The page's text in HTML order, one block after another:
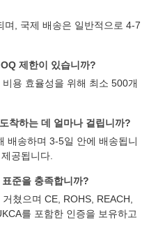
, 국제 배송은 일반적으로 4-7
제한이 있습니까?
용 효율성을 위해 최소 500개
착하는 데 얼마나 걸립니까?
배송하며 3-5일 안에 배송됩니
공됩니다.
준을 충족합니까?
쳤으며 CE, ROHS, REACH,
를 포함한 인증을 보유하고